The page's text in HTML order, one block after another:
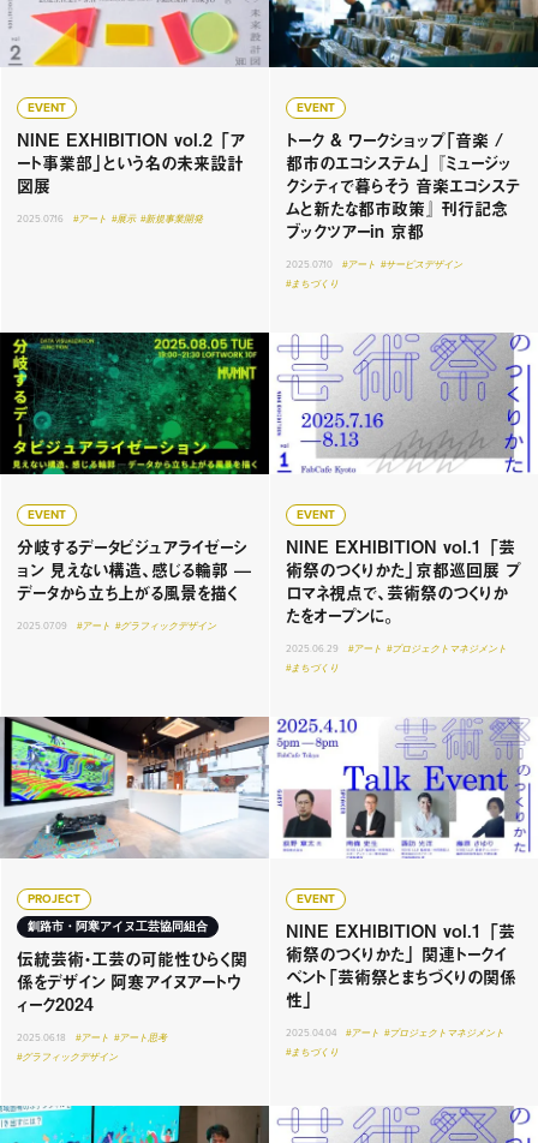
EVENT
NINE EXHIBITION vol.2 「ア
ート事業部」という名の未来設計
図展
2025.07.16 #アート #展示 #新規事業開発
EVENT
トーク & ワークショップ「音楽 /
都市のエコシステム」 『ミュージッ
クシティで暮らそう 音楽エコシステ
ムと新たな都市政策』 刊行記念
ブックツアーin 京都
2025.07.10 #アート #サービスデザイン
#まちづくり
EVENT
分岐するデータビジュアライゼーシ
ョン 見えない構造、感じる輪郭 —
データから立ち上がる風景を描く
2025.07.09 #アート #グラフィックデザイン
EVENT
NINE EXHIBITION vol.1 「芸
術祭のつくりかた」京都巡回展 プ
ロマネ視点で、芸術祭のつくりか
たをオープンに。
2025.06.29 #アート #プロジェクトマネジメント
#まちづくり
PROJECT
釧路市・阿寒アイヌ工芸協同組合
伝統芸術・工芸の可能性ひらく関
係をデザイン 阿寒アイヌアートウ
ィーク2024
2025.06.18 #アート #アート思考
#グラフィックデザイン
EVENT
NINE EXHIBITION vol.1 「芸
術祭のつくりかた」 関連トークイ
ベント「芸術祭とまちづくりの関係
性」
2025.04.04 #アート #プロジェクトマネジメント
#まちづくり